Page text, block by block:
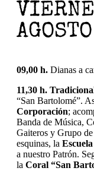
AGOSTO
09,00 h. Dianas a
11,30 h.
“San Bartolomé”.
Corporación;
Banda de Música,
Gaiteros y Grupo
esquinas, la
a nuestro Patrón.
la Coral “San